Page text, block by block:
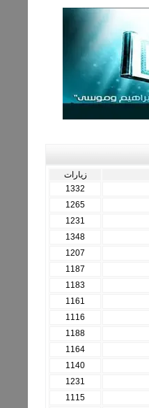
زيارات
1332
1265
1231
1348
1207
1187
1183
1161
1116
1188
1164
1140
1231
1115